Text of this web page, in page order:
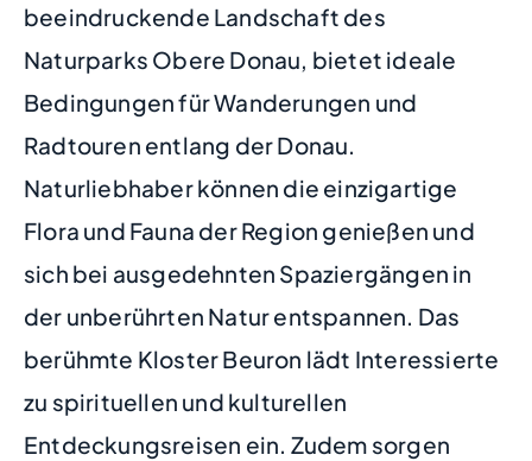
beeindruckende Landschaft des
Naturparks Obere Donau, bietet ideale
Bedingungen für Wanderungen und
Radtouren entlang der Donau.
Naturliebhaber können die einzigartige
Flora und Fauna der Region genießen und
sich bei ausgedehnten Spaziergängen in
der unberührten Natur entspannen. Das
berühmte Kloster Beuron lädt Interessierte
zu spirituellen und kulturellen
Entdeckungsreisen ein. Zudem sorgen